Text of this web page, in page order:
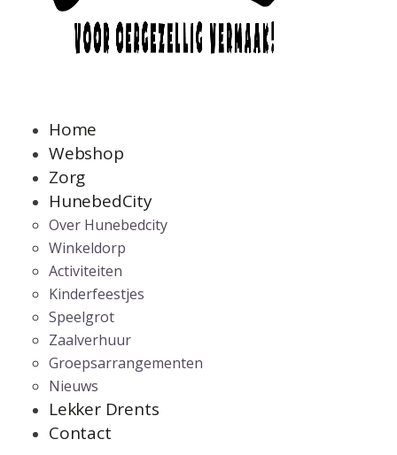
Home
Webshop
Zorg
HunebedCity
Over Hunebedcity
Winkeldorp
Activiteiten
Kinderfeestjes
Speelgrot
Zaalverhuur
Groepsarrangementen
Nieuws
Lekker Drents
Contact